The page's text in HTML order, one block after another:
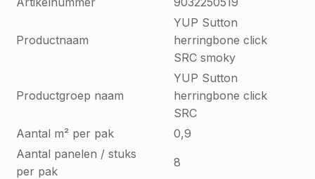
Productnaam
YUP Sutton
herringbone click
SRC smoky
Productgroep naam
YUP Sutton
herringbone click
SRC
Aantal m² per pak
0,9
Aantal panelen / stuks
per pak
8